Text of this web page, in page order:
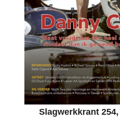
Slagwerkkrant